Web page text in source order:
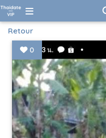
Retour
0